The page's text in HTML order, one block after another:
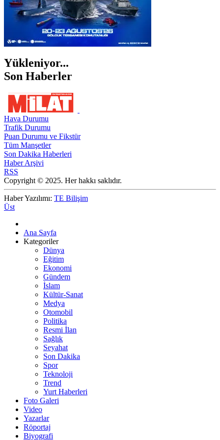
Yükleniyor...
Son Haberler
Hava Durumu
Trafik Durumu
Puan Durumu ve Fikstür
Tüm Manşetler
Son Dakika Haberleri
Haber Arşivi
RSS
Copyright © 2025. Her hakkı saklıdır.
Haber Yazılımı: TE Bilişim
Üst
Ana Sayfa
Kategoriler
Dünya
Eğitim
Ekonomi
Gündem
İslam
Kültür-Sanat
Medya
Otomobil
Politika
Resmi İlan
Sağlık
Seyahat
Son Dakika
Spor
Teknoloji
Trend
Yurt Haberleri
Foto Galeri
Video
Yazarlar
Röportaj
Biyografi